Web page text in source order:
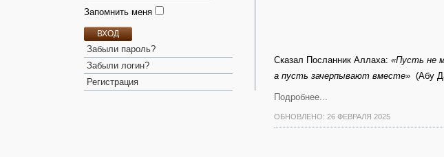
Запомнить меня
ВХОД
Забыли пароль?
Забыли логин?
Регистрация
Сказал Посланник Аллаха: «Пусть не
а пусть зачерпывают вместе» (Абу
Подробнее...
ОБНОВЛЕНО: 26 ФЕВРАЛЯ 2025